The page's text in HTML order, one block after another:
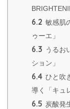
6.2 敏感肌
ゥーエ」
6.3 うるお
ション」
6.4 ひと吹
導く「キュ
6.5 炭酸発